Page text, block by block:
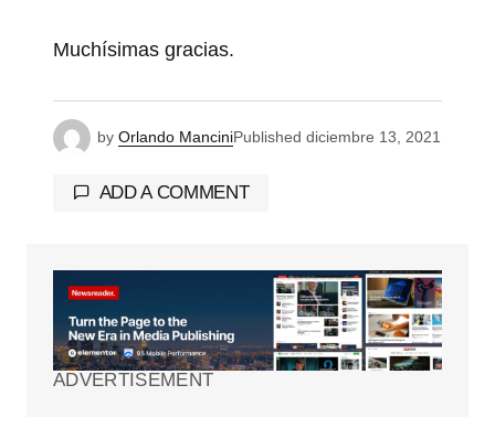
Muchísimas gracias.
by Orlando ManciniPublished diciembre 13, 2021
ADD A COMMENT
Tu dirección de correo electrónico no será
Los campos obligatorios están
marcados con*
ADVERTISEMENT